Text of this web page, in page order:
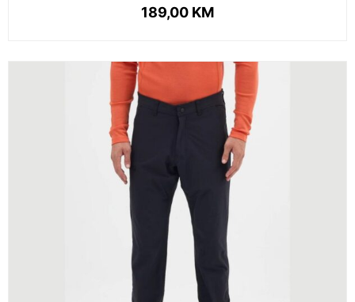
189,00 KM